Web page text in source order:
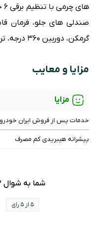
گرمکن، دوربین 360 درجه، ترمز پارک برقی، اتوهلد.
مزایا و معایب
مزایا
خدمات پس از فروش ایران خودرو
پیشرانه هیبریدی کم مصرف
شما به شوال ۲ چه امتیازی می دهید؟
5 از 5 رای